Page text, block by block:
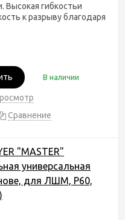
Высокая гибкостьи
к разрыву благодаря
В наличии
Сравнение
"MASTER"
универсальная
для ЛШМ, P60,